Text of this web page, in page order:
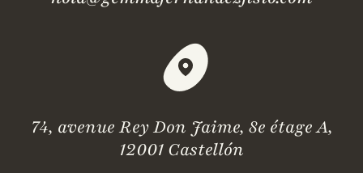
74, avenue Rey Don Jaime, 8e étage A,
12001 Castellón